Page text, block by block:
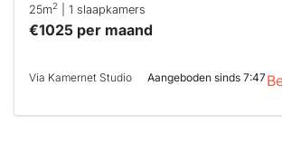
25m2 | 1 slaapkamers
€1025 per maand
Via Kamernet Studio Aangeboden sinds 7:47